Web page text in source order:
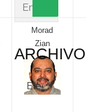
Morad
Zian
Archivos